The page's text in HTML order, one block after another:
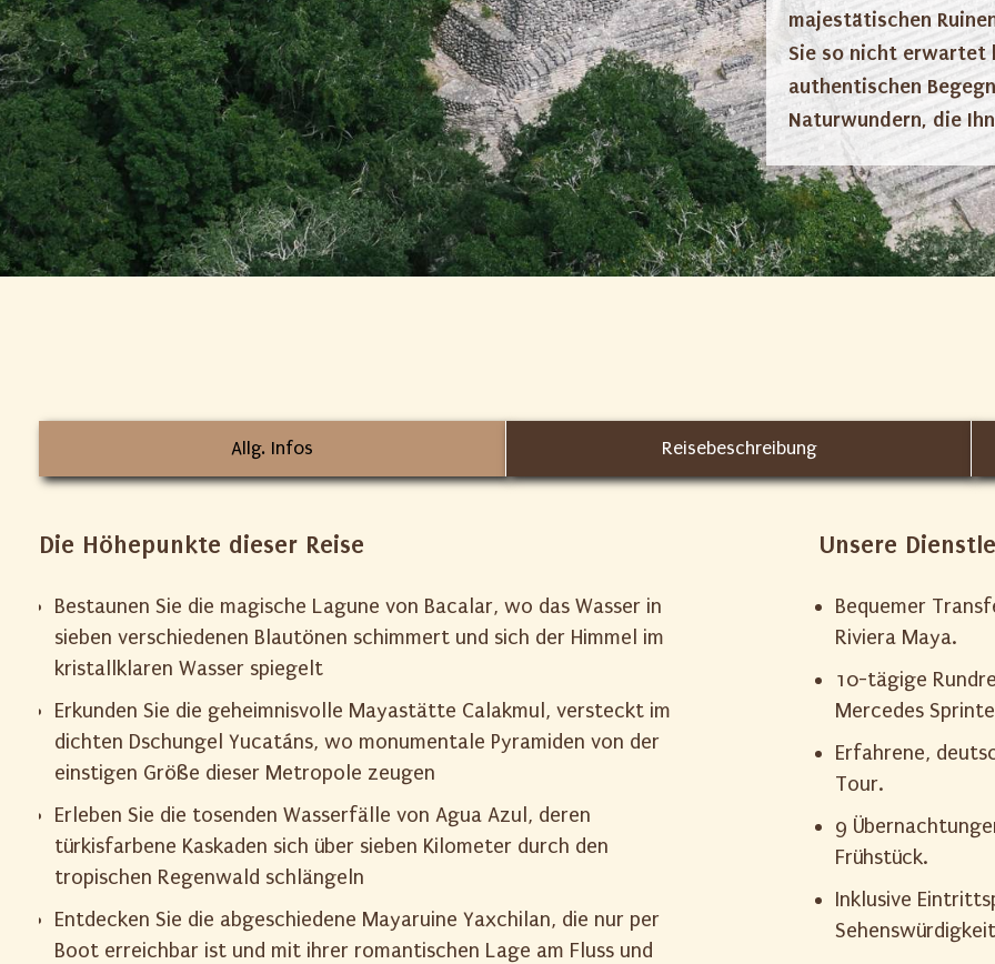
majestätischen
Sie so nicht erwartet
authentischen
Naturwundern, die
Allg. Infos Reisebeschreibung
Die Höhepunkte dieser Reise
Bestaunen Sie die magische Lagune von Bacalar, wo das Wasser in
sieben verschiedenen Blautönen schimmert und sich der Himmel im
kristallklaren Wasser spiegelt
Erkunden Sie die geheimnisvolle Mayastätte Calakmul, versteckt im
dichten Dschungel Yucatáns, wo monumentale Pyramiden von der
einstigen Größe dieser Metropole zeugen
Erleben Sie die tosenden Wasserfälle von Agua Azul, deren
türkisfarbene Kaskaden sich über sieben Kilometer durch den
tropischen Regenwald schlängeln
Entdecken Sie die abgeschiedene Mayaruine Yaxchilan, die nur per
Boot erreichbar ist und mit ihrer romantischen Lage am Fluss und
Unsere
Bequemer
Riviera Maya.
10-tägige
Mercedes
Erfahrene,
Tour.
9
Frühstück.
Inklusive